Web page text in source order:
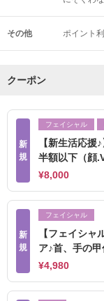
その他 ポイント
クーポン
新
規
フェイシャル
【新生活応援
半額以下（顔
¥8,000
新
規
フェイシャル
【フェイシ
ア♪首、手の
¥4,980